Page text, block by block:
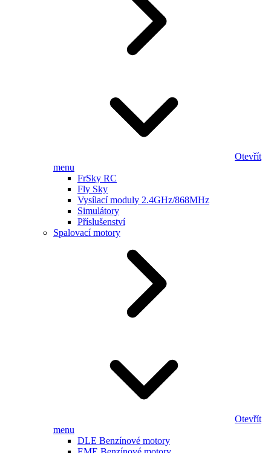
Otevřít
menu
FrSky RC
Fly Sky
Vysílací moduly 2.4GHz/868MHz
Simulátory
Příslušenství
Spalovací motory
Otevřít
menu
DLE Benzínové motory